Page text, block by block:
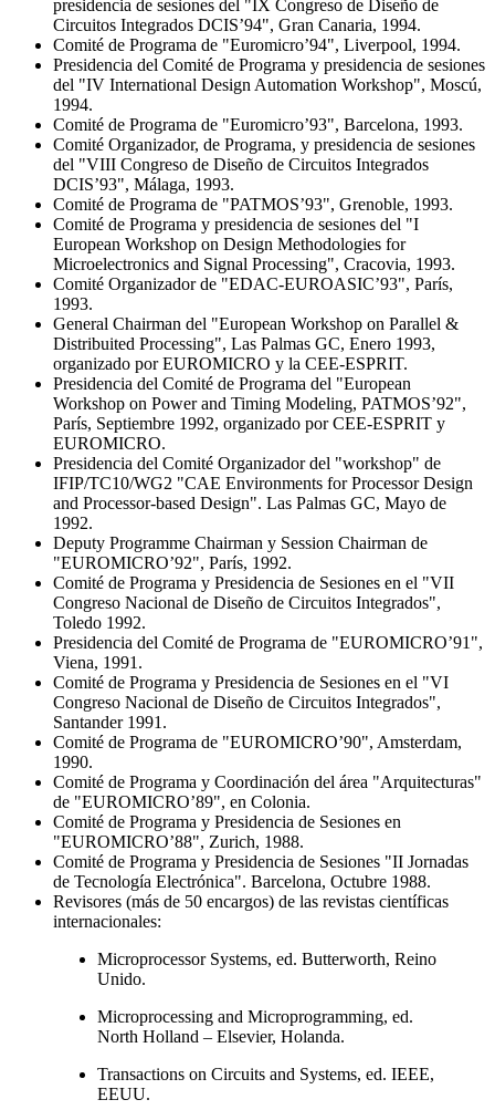
presidencia de sesiones del "IX Congreso de Diseño de
Circuitos Integrados DCIS’94", Gran Canaria, 1994.
Comité de Programa de "Euromicro’94", Liverpool, 1994.
Presidencia del Comité de Programa y presidencia de sesiones
del "IV International Design Automation Workshop", Moscú,
1994.
Comité de Programa de "Euromicro’93", Barcelona, 1993.
Comité Organizador, de Programa, y presidencia de sesiones
del "VIII Congreso de Diseño de Circuitos Integrados
DCIS’93", Málaga, 1993.
Comité de Programa de "PATMOS’93", Grenoble, 1993.
Comité de Programa y presidencia de sesiones del "I
European Workshop on Design Methodologies for
Microelectronics and Signal Processing", Cracovia, 1993.
Comité Organizador de "EDAC-EUROASIC’93", París,
1993.
General Chairman del "European Workshop on Parallel &
Distribuited Processing", Las Palmas GC, Enero 1993,
organizado por EUROMICRO y la CEE-ESPRIT.
Presidencia del Comité de Programa del "European
Workshop on Power and Timing Modeling, PATMOS’92",
París, Septiembre 1992, organizado por CEE-ESPRIT y
EUROMICRO.
Presidencia del Comité Organizador del "workshop" de
IFIP/TC10/WG2 "CAE Environments for Processor Design
and Processor-based Design". Las Palmas GC, Mayo de
1992.
Deputy Programme Chairman y Session Chairman de
"EUROMICRO’92", París, 1992.
Comité de Programa y Presidencia de Sesiones en el "VII
Congreso Nacional de Diseño de Circuitos Integrados",
Toledo 1992.
Presidencia del Comité de Programa de "EUROMICRO’91",
Viena, 1991.
Comité de Programa y Presidencia de Sesiones en el "VI
Congreso Nacional de Diseño de Circuitos Integrados",
Santander 1991.
Comité de Programa de "EUROMICRO’90", Amsterdam,
1990.
Comité de Programa y Coordinación del área "Arquitecturas"
de "EUROMICRO’89", en Colonia.
Comité de Programa y Presidencia de Sesiones en
"EUROMICRO’88", Zurich, 1988.
Comité de Programa y Presidencia de Sesiones "II Jornadas
de Tecnología Electrónica". Barcelona, Octubre 1988.
Revisores (más de 50 encargos) de las revistas científicas
internacionales:
Microprocessor Systems, ed. Butterworth, Reino
Unido.
Microprocessing and Microprogramming, ed.
North Holland – Elsevier, Holanda.
Transactions on Circuits and Systems, ed. IEEE,
EEUU.